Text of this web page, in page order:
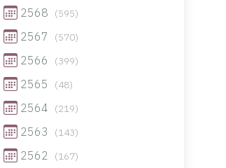
2568 (595)
2567 (570)
2566 (399)
2565 (48)
2564 (219)
2563 (143)
2562 (167)